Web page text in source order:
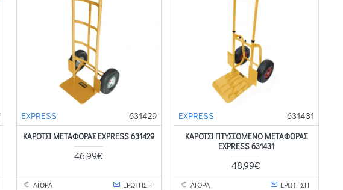
EXPRESS 631429
ΚΑΡΟΤΣΙ ΜΕΤΑΦΟΡΑΣ EXPRESS 631429
46,99€
ΑΓΟΡΑ ΕΡΩΤΗΣΗ
EXPRESS 631431
ΚΑΡΟΤΣΙ ΠΤΥΣΣΟΜΕΝΟ ΜΕΤΑΦΟΡΑΣ
EXPRESS 631431
48,99€
ΑΓΟΡΑ ΕΡΩΤΗΣΗ